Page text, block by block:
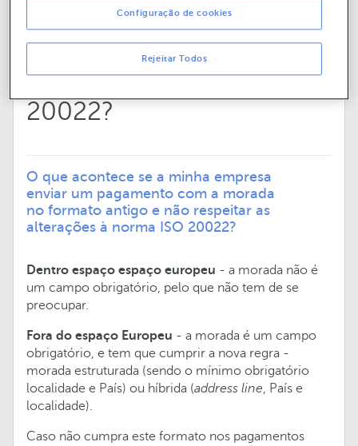
morada no formato
antigo e não respeitar as
alterações à norma ISO
20022?
O que acontece se a minha empresa
enviar um pagamento com a morada
no formato antigo e não respeitar as
alterações à norma ISO 20022?
Dentro espaço espaço europeu - a morada não é
um campo obrigatório, pelo que não tem de se
preocupar.
Fora do espaço Europeu - a morada é um campo
obrigatório, e tem que cumprir a nova regra -
morada estruturada (sendo o mínimo obrigatório
localidade e País) ou híbrida (address line, País e
localidade).
Caso não cumpra este formato nos pagamentos
Rejeitar Todos
Configuração de cookies